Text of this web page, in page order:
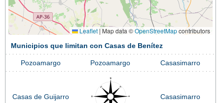
Leaflet | Map data ©OpenStreetMapcontributors
Municipios que limitan con Casas de Benítez
Pozoamargo Pozoamargo Casasimarro
Casas de Guijarro Casasimarro